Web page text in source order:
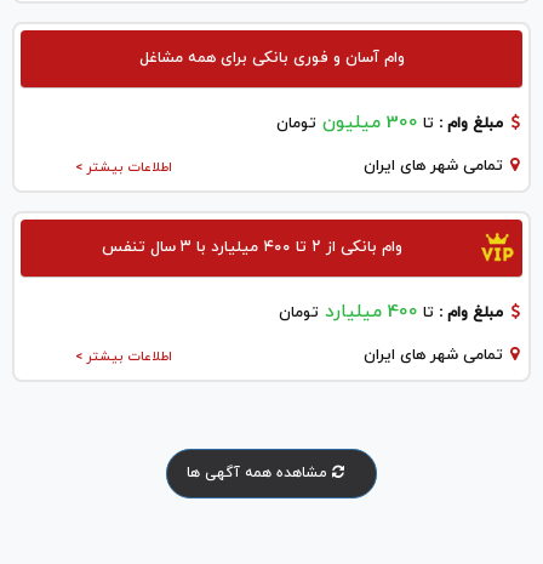
وام آسان و فوری بانکی برای همه مشاغل
مبلغ وام : تا 300 میلیون تومان
اطلاعات بیشتر > تمامی شهر های ایران
وام بانکی از ۲ تا ۴۰۰ میلیارد با ۳ سال تنفس
مبلغ وام : تا 400 میلیارد تومان
اطلاعات بیشتر > تمامی شهر های ایران
مشاهده همه آگهی ها